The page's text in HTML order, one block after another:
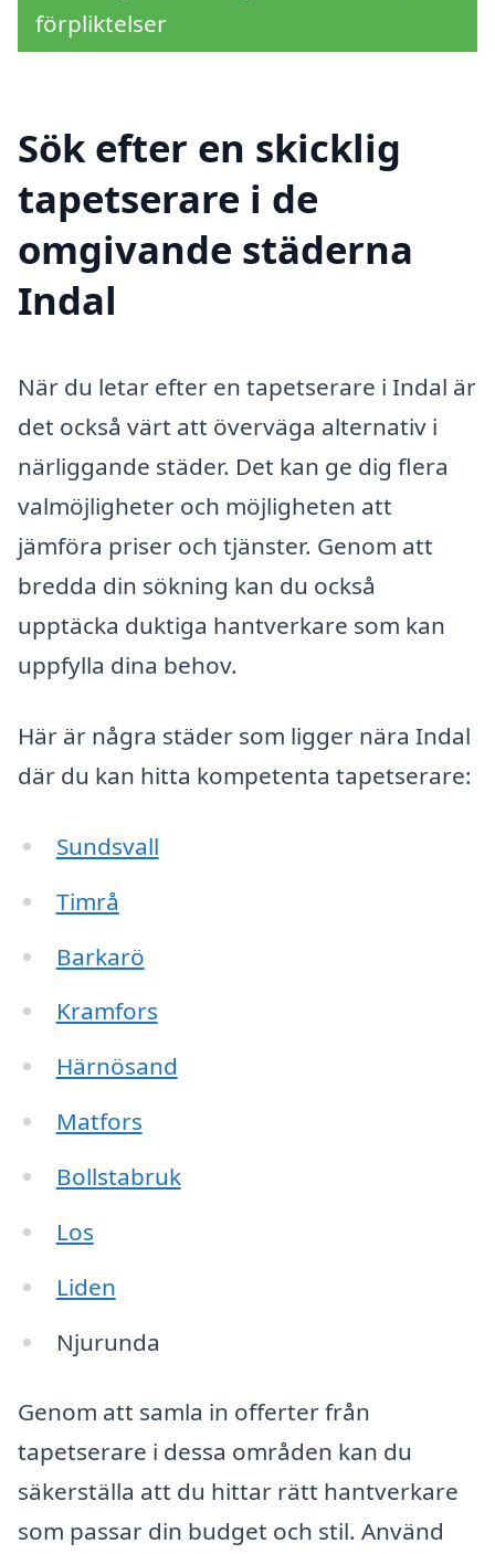
förpliktelser
Sök efter en skicklig
tapetserare i de
omgivande städerna
Indal
När du letar efter en tapetserare i Indal är
det också värt att överväga alternativ i
närliggande städer. Det kan ge dig flera
valmöjligheter och möjligheten att
jämföra priser och tjänster. Genom att
bredda din sökning kan du också
upptäcka duktiga hantverkare som kan
uppfylla dina behov.
Här är några städer som ligger nära Indal
där du kan hitta kompetenta tapetserare:
Sundsvall
Timrå
Barkarö
Kramfors
Härnösand
Matfors
Bollstabruk
Los
Liden
Njurunda
Genom att samla in offerter från
tapetserare i dessa områden kan du
säkerställa att du hittar rätt hantverkare
som passar din budget och stil. Använd